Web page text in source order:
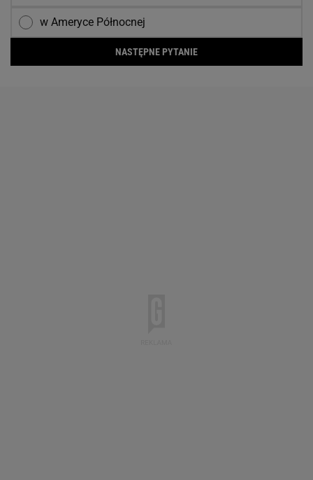
w Ameryce Północnej
NASTĘPNE PYTANIE